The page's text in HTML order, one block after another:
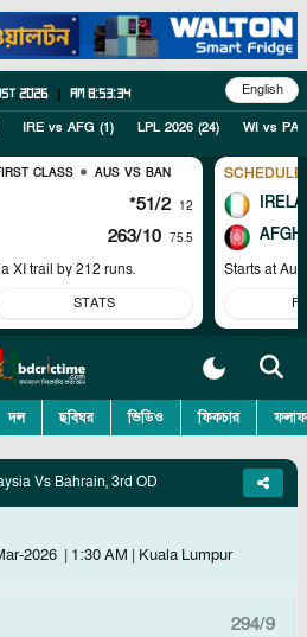
2026 am 8:53:35 English
IRE vs AFG (1) LPL 2026 (24) WI vs PAK
CLASS AUS VS BAN
*51/2 12
263/10 75.5
XI trail by 212 runs.
STATS
Starts at
দল ছবিঘর ভিডিও ফিকচার
Vs Bahrain, 3rd OD
2026 | 1:30 AM | Kuala Lumpur
294/9